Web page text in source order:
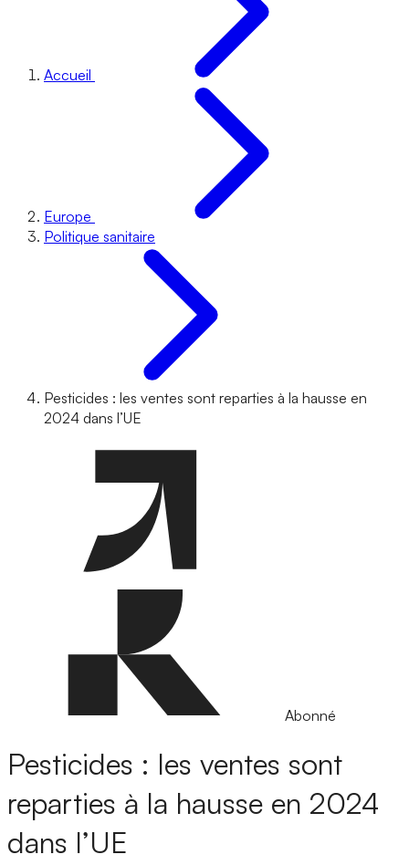
Accueil
Europe
Politique sanitaire
Pesticides : les ventes sont reparties à la hausse en
2024 dans l’UE
Abonné
Pesticides : les ventes sont
reparties à la hausse en 2024
dans l’UE